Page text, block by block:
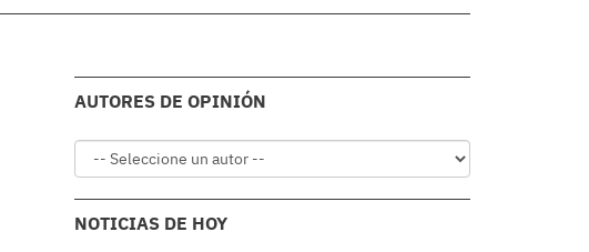
AUTORES DE OPINIÓN
NOTICIAS DE HOY